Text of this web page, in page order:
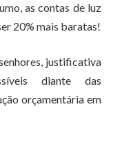
as contas de luz
20% mais baratas!
justificativa
diante das
orçamentária em